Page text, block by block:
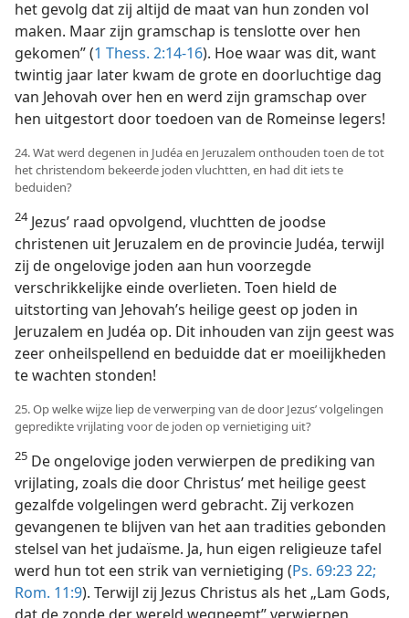
het gevolg dat zij altijd de maat van hun zonden vol
maken. Maar zijn gramschap is tenslotte over hen
gekomen” (1 Thess. 2:14-16). Hoe waar was dit, want
twintig jaar later kwam de grote en doorluchtige dag
van Jehovah over hen en werd zijn gramschap over
hen uitgestort door toedoen van de Romeinse legers!
24. Wat werd degenen in Judéa en Jeruzalem onthouden toen de tot
het christendom bekeerde joden vluchtten, en had dit iets te
beduiden?
24Jezus’ raad opvolgend, vluchtten de joodse
christenen uit Jeruzalem en de provincie Judéa, terwijl
zij de ongelovige joden aan hun voorzegde
verschrikkelijke einde overlieten. Toen hield de
uitstorting van Jehovah’s heilige geest op joden in
Jeruzalem en Judéa op. Dit inhouden van zijn geest was
zeer onheilspellend en beduidde dat er moeilijkheden
te wachten stonden!
25. Op welke wijze liep de verwerping van de door Jezus’ volgelingen
gepredikte vrijlating voor de joden op vernietiging uit?
25 De ongelovige joden verwierpen de prediking van
vrijlating, zoals die door Christus’ met heilige geest
gezalfde volgelingen werd gebracht. Zij verkozen
gevangenen te blijven van het aan tradities gebonden
stelsel van het judaïsme. Ja, hun eigen religieuze tafel
werd hun tot een strik van vernietiging (Ps. 69:23 22;
Rom. 11:9). Terwijl zij Jezus Christus als het „Lam Gods,
dat de zonde der wereld wegneemt” verwierpen,